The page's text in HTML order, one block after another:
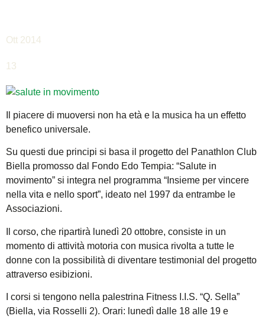
Ott 2014
13
Il piacere di muoversi non ha età e la musica ha un effetto
benefico universale.
Su questi due principi si basa il progetto del Panathlon Club
Biella promosso dal Fondo Edo Tempia: “Salute in
movimento” si integra nel programma “Insieme per vincere
nella vita e nello sport”, ideato nel 1997 da entrambe le
Associazioni.
Il corso, che ripartirà lunedì 20 ottobre, consiste in un
momento di attività motoria con musica rivolta a tutte le
donne con la possibilità di diventare testimonial del progetto
attraverso esibizioni.
I corsi si tengono nella palestrina Fitness I.I.S. “Q. Sella”
(Biella, via Rosselli 2). Orari: lunedì dalle 18 alle 19 e